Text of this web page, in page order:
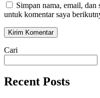
Simpan nama, email, dan
untuk komentar saya
Cari
Recent Posts